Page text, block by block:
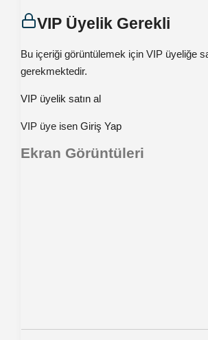
VIP Üyelik Gerekli
Bu içeriği görüntülemek için VIP üyeliğe
gerekmektedir.
VIP üyelik satın al
VIP üye isen Giriş Yap
Ekran Görüntüleri